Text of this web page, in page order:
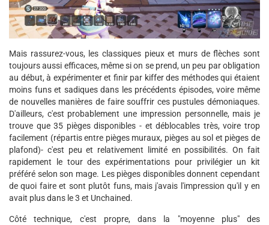
Mais rassurez-vous, les classiques pieux et murs de flèches sont
toujours aussi efficaces, même si on se prend, un peu par obligation
au début, à expérimenter et finir par kiffer des méthodes qui étaient
moins funs et sadiques dans les précédents épisodes, voire même
de nouvelles manières de faire souffrir ces pustules démoniaques.
D'ailleurs, c'est probablement une impression personnelle, mais je
trouve que 35 pièges disponibles - et déblocables très, voire trop
facilement (répartis entre pièges muraux, pièges au sol et pièges de
plafond)- c'est peu et relativement limité en possibilités. On fait
rapidement le tour des expérimentations pour privilégier un kit
préféré selon son mage. Les pièges disponibles donnent cependant
de quoi faire et sont plutôt funs, mais j'avais l'impression qu'il y en
avait plus dans le 3 et Unchained.
Côté technique, c'est propre, dans la "moyenne plus" des